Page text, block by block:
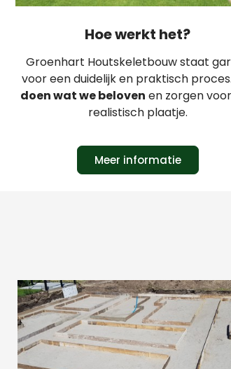
Hoe werkt het?
Groenhart Houtskeletbouw staat
voor een duidelijk en praktisch proces.
doen wat we beloven en zorgen
realistisch plaatje.
Meer informatie